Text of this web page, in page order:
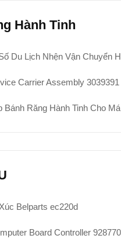
Hành Tinh
Có Bánh Răng Mặt Trời Dành Cho Phụ Tùng Máy Xúc YN53D00004S006 YN53D00004S009
Assembly 3039391 2024086
Răng Hành Tinh Cho Máy Xúc ec360
Belparts ec220d
Controller 9287705 Cho Hitachi zx450-3